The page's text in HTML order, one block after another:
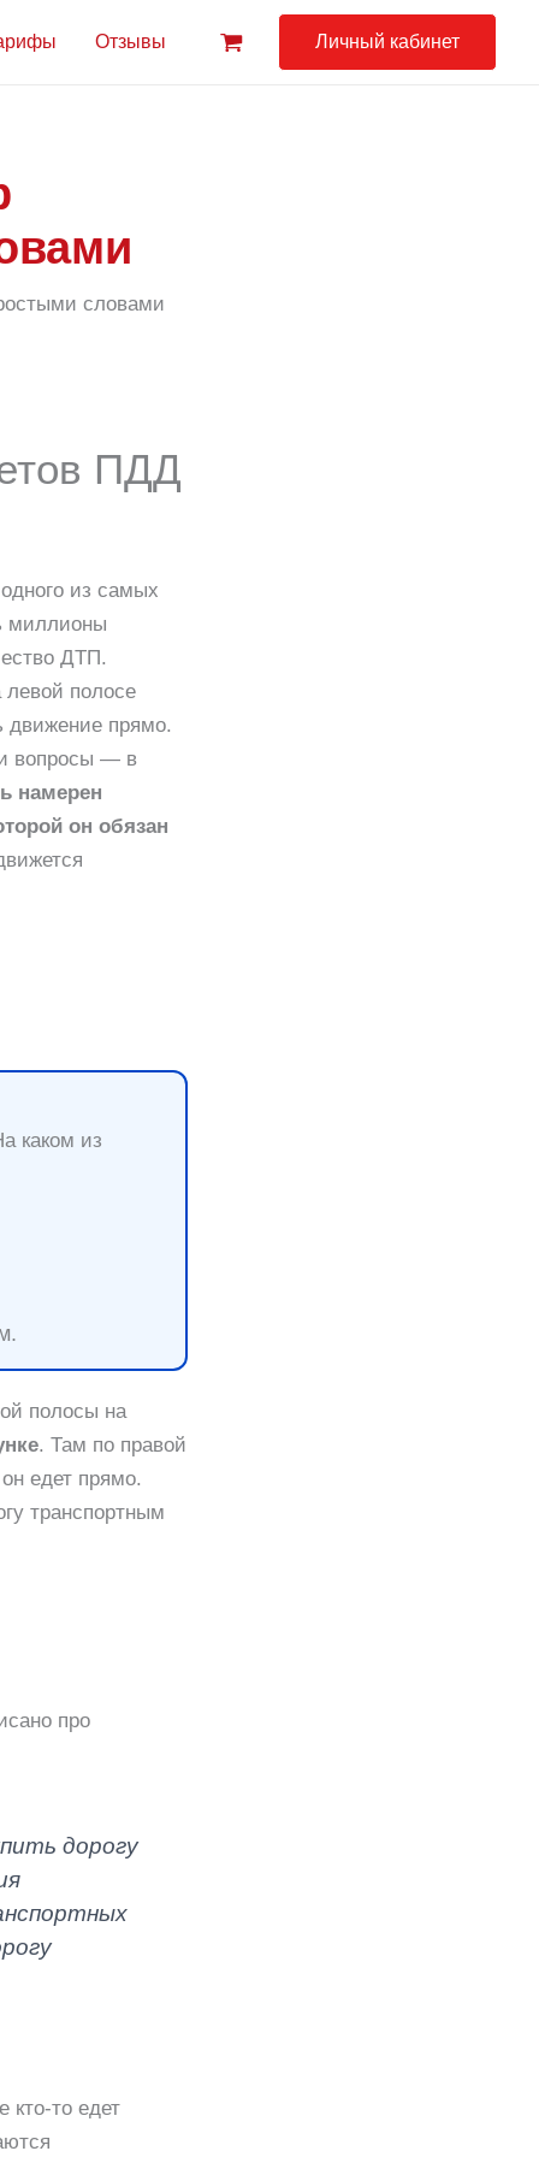
Отзывы Личный кабинет
словами
ПДД
из самых
миллионы
ДТП.
левой полосе
движение прямо.
вопросы — в
намерен
он обязан
каком из
полосы на
. Там по правой
едет прямо.
транспортным
про
дорогу
кто-то едет